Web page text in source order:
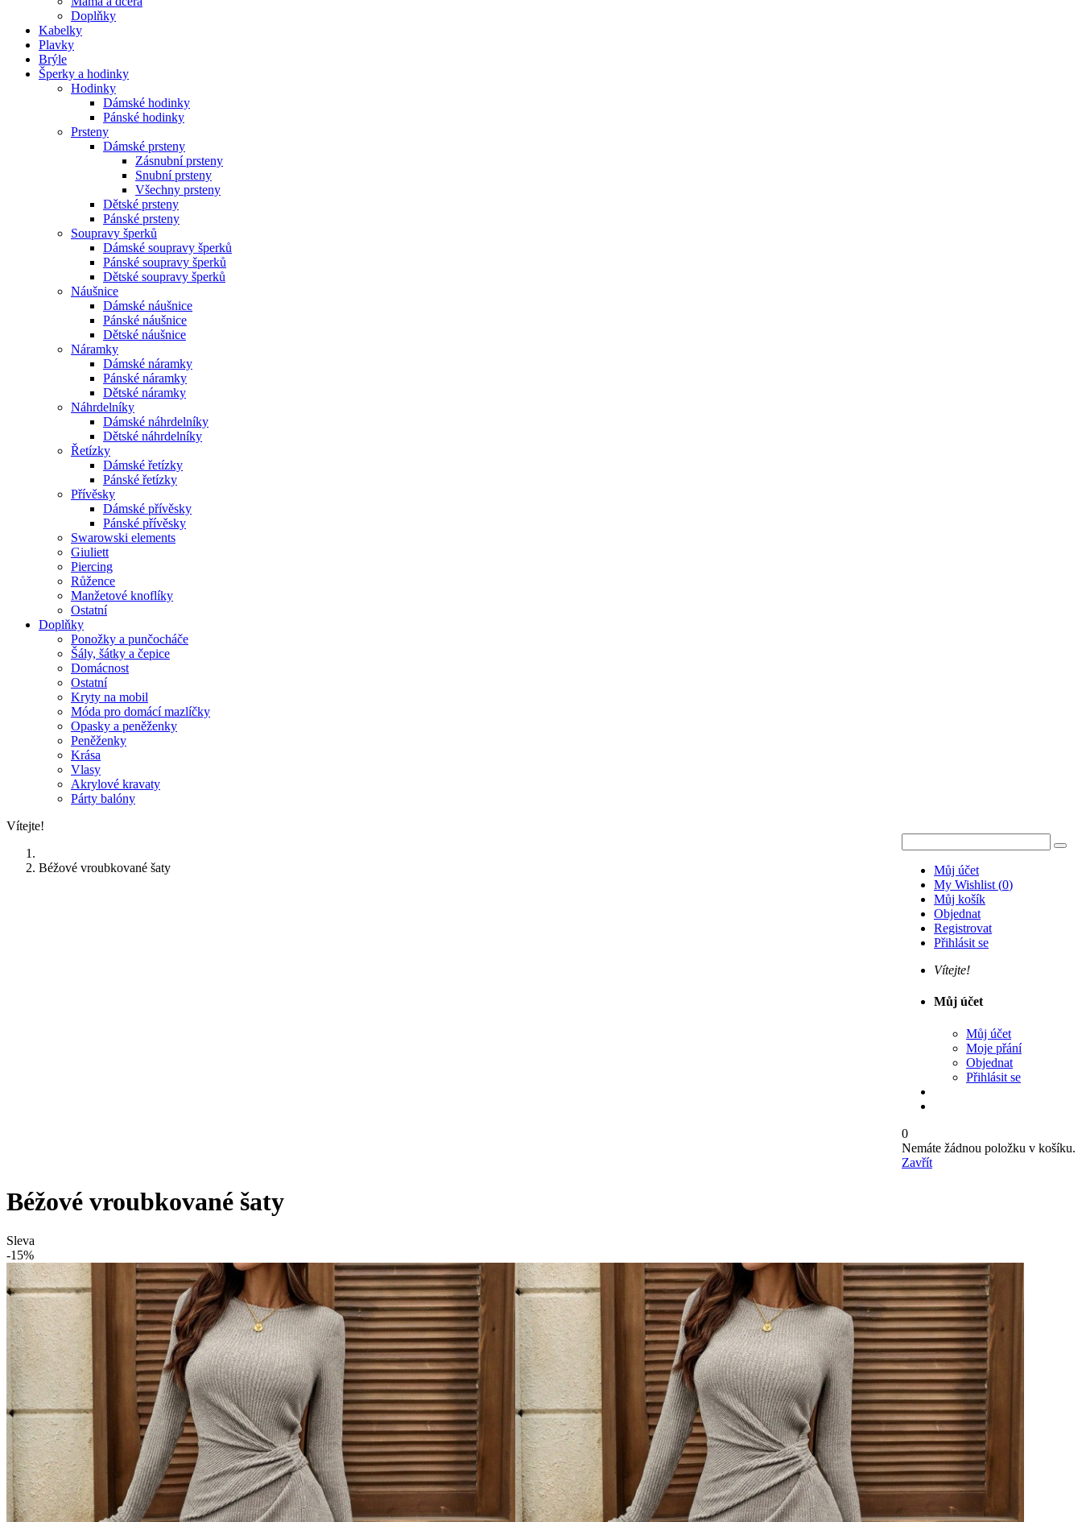
Doplňky
Kabelky
Plavky
Brýle
Šperky a hodinky
Hodinky
Dámské hodinky
Pánské hodinky
Prsteny
Dámské prsteny
Zásnubní prsteny
Snubní prsteny
Všechny prsteny
Dětské prsteny
Pánské prsteny
Soupravy šperků
Dámské soupravy šperků
Pánské soupravy šperků
Dětské soupravy šperků
Náušnice
Dámské náušnice
Pánské náušnice
Dětské náušnice
Náramky
Dámské náramky
Pánské náramky
Dětské náramky
Náhrdelníky
Dámské náhrdelníky
Dětské náhrdelníky
Řetízky
Dámské řetízky
Pánské řetízky
Přívěsky
Dámské přívěsky
Pánské přívěsky
Swarowski elements
Giuliett
Piercing
Růžence
Manžetové knoflíky
Ostatní
Doplňky
Ponožky a punčocháče
Šály, šátky a čepice
Domácnost
Ostatní
Kryty na mobil
Móda pro domácí mazlíčky
Opasky a peněženky
Peněženky
Krása
Vlasy
Akrylové kravaty
Párty balóny
Vítejte!
Můj účet
My Wishlist (0)
Můj košík
Objednat
Registrovat
Přihlásit se
Vítejte!
Můj účet
Můj účet
Moje přání
Objednat
Přihlásit se
0
Nemáte žádnou položku v košíku.
Zavřít
Béžové vroubkované šaty
Béžové vroubkované šaty
Sleva
-15%